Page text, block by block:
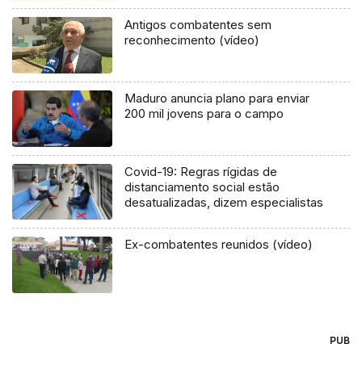
Antigos combatentes sem
reconhecimento (vídeo)
Maduro anuncia plano para enviar
200 mil jovens para o campo
Covid-19: Regras rígidas de
distanciamento social estão
desatualizadas, dizem especialistas
Ex-combatentes reunidos (vídeo)
PUB